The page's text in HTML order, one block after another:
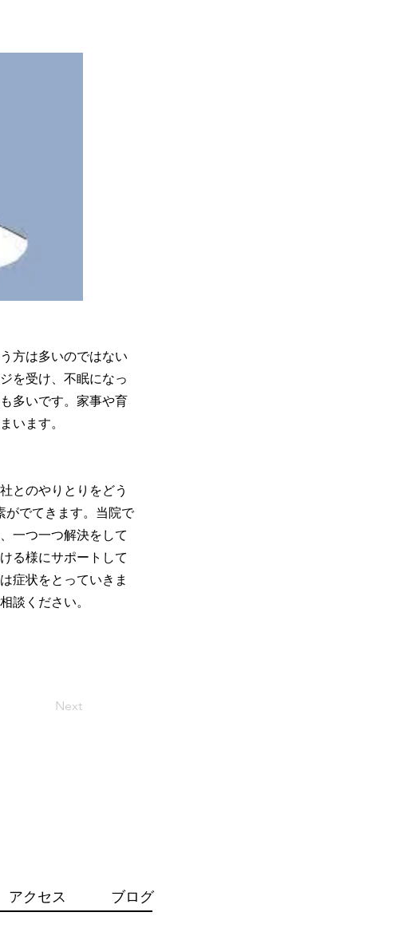
方は多いのではない
を受け、不眠になっ
多いです。家事や育
います。
とのやりとりをどう
がでてきます。当院で
一つ一つ解決をして
る様にサポートして
症状をとっていきま
談ください。
Next
アクセス ブログ